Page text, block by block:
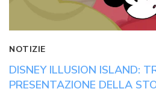
NOTIZIE
DISNEY ILLUSION ISLAND:
PRESENTAZIONE DELLA